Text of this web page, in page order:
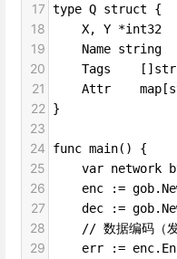
17 type Q struct {
18 X, Y *int32
19 Name string
20 Tags
21 Attr
22 }
23
24
func main() {
25 var network
26 enc :=
27 dec :=
28 // 数据编码（发
29 err :=